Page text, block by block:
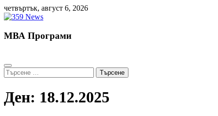
Skip
to
четвъртък, август 6, 2026
МВА Програми
Търсене
за:
Ден: 18.12.2025